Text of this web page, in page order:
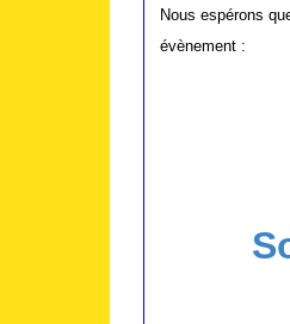
Nous espérons
évènement :